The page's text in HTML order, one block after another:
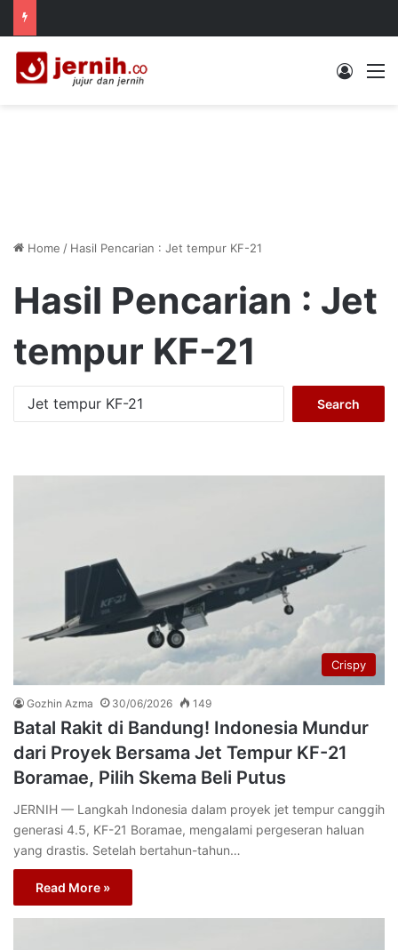
Log In
Home / Hasil Pencarian : Jet tempur KF-21
Hasil Pencarian : Jet
tempur KF-21
Crispy
Gozhin Azma 30/06/2026 149
Batal Rakit di Bandung! Indonesia Mundur
dari Proyek Bersama Jet Tempur KF-21
Boramae, Pilih Skema Beli Putus
JERNIH — Langkah Indonesia dalam proyek jet tempur canggih
generasi 4.5, KF-21 Boramae, mengalami pergeseran haluan
yang drastis. Setelah bertahun-tahun…
Read More »